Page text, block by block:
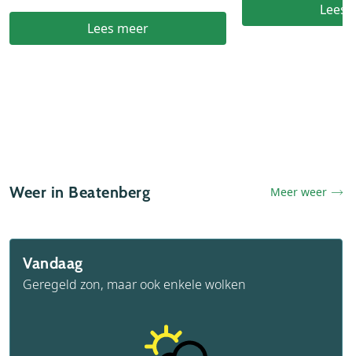
Lees meer
Lees
Weer in Beatenberg Meer weer
Vandaag
Geregeld zon, maar ook enkele wolken